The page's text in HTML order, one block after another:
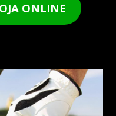
ONLINE